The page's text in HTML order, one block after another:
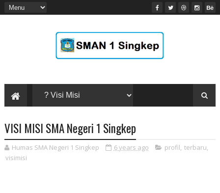
VISI MISI SMA Negeri 1 Singkep
Humas SMA Negeri 1 Singkep 6 years ago profil terbaru
visimisi